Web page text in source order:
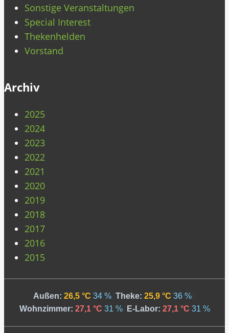
Sonstige Veranstaltungen
Special Interest
Thekenhelden
Vorstand
Archiv
2025
2024
2023
2022
2021
2020
2019
2018
2017
2016
2015
Außen: 26,5 °C 34 % Theke: 25,9 °C 36 %
Wohnzimmer: 27,1 °C 31 % E-Labor: 27,1 °C 31 %